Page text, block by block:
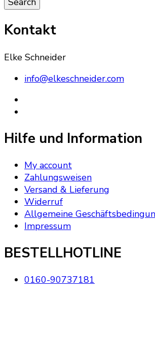
Kontakt
Elke Schneider
info@elkeschneider.com
Hilfe und Information
My account
Zahlungsweisen
Versand & Lieferung
Widerruf
Allgemeine
Impressum
BESTELLHOTLINE
0160-90737181